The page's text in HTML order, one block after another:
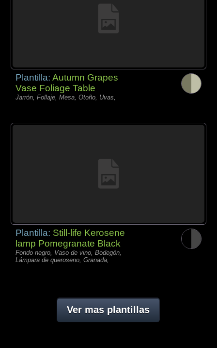
Plantilla:Autumn Grapes
Vase Foliage Table
Jarrón, Follaje, Mesa, Otoño, Uvas,
Plantilla: Still-life Kerosene
lamp Pomegranate Black
Fondo negro, Vaso de vino, Bodegón,
Lámpara de queroseno, Granada,
Ver mas plantillas